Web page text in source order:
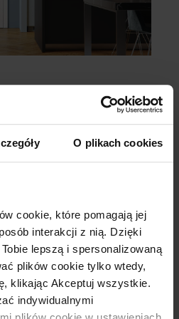
O plikach cookies
cookie, które pomagają jej
interakcji z nią. Dzięki
lepszą i spersonalizowaną
plików cookie tylko wtedy,
klikając Akceptuj wszystkie.
indywidualnymi
w komplecie. W
najlepsze
IDEALNIE PASUJE
PORTA SYSTEM
nią w punkcie sprzedaży!